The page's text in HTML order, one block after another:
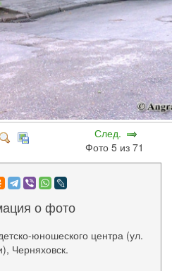
След.
Фото 5 из 71
о фото
юношеского центра (ул.
Черняховск.